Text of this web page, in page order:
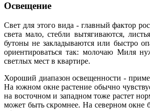
Освещение
Свет для этого вида - главный фактор
света мало, стебли вытягиваются,
бутоны не закладываются или быстро
ориентироваться так: молочаю Миля
светлых мест в квартире.
Хороший диапазон освещенности -
На южном окне растение обычно
на восточном и западном тоже растет
может быть скромнее. На северном окне